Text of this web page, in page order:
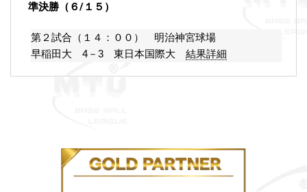
準決勝（６/１５）
第２試合（１４：００） 明治神宮球場
早稲田大 4－3 東日本国際大 結果詳細